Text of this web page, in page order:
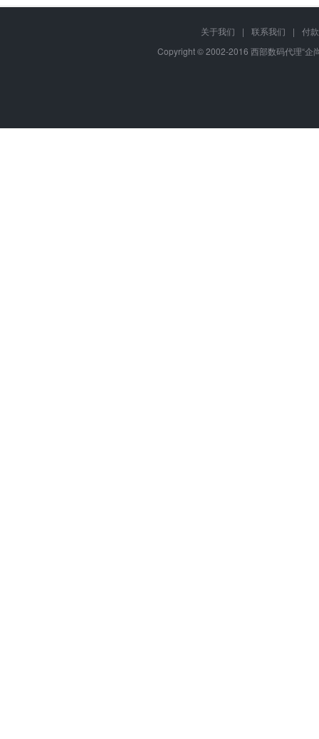
关于我们 | 联系我们 |
付
Copyright © 2002-2016 西部数码代理“